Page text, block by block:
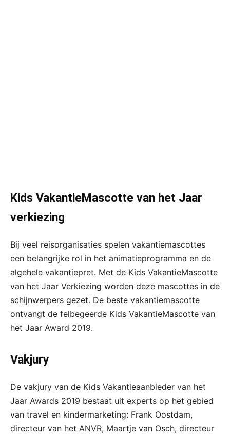
Kids VakantieMascotte van het Jaar
verkiezing
Bij veel reisorganisaties spelen vakantiemascottes
een belangrijke rol in het animatieprogramma en de
algehele vakantiepret. Met de Kids VakantieMascotte
van het Jaar Verkiezing worden deze mascottes in de
schijnwerpers gezet. De beste vakantiemascotte
ontvangt de felbegeerde Kids VakantieMascotte van
het Jaar Award 2019.
Vakjury
De vakjury van de Kids Vakantieaanbieder van het
Jaar Awards 2019 bestaat uit experts op het gebied
van travel en kindermarketing: Frank Oostdam,
directeur van het ANVR, Maartje van Osch, directeur